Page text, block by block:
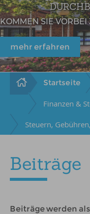
KOMMEN SIE
mehr erfahren
Startseite
Finanzen &
Steuern,
Beiträge
Beiträge werden